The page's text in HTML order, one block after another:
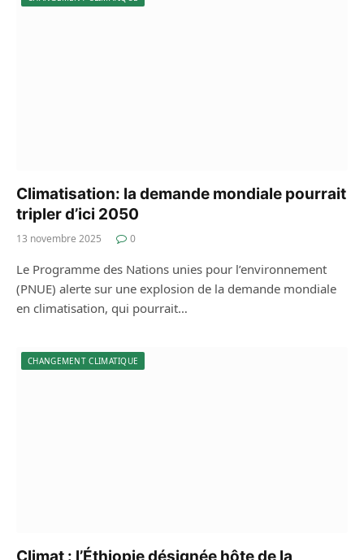
Climatisation: la demande mondiale pourrait
tripler d’ici 2050
13 novembre 2025 0
Le Programme des Nations unies pour l’environnement
(PNUE) alerte sur une explosion de la demande mondiale
en climatisation, qui pourrait…
CHANGEMENT CLIMATIQUE